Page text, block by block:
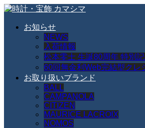
お知らせ
NEWS
入荷情報
松本零士 生誕80周年 特別
60回無金利Web完結型クレ
お取り扱いブランド
BALL
CAMPANOLA
CITIZEN
MAURICE LACROIX
NOMOS